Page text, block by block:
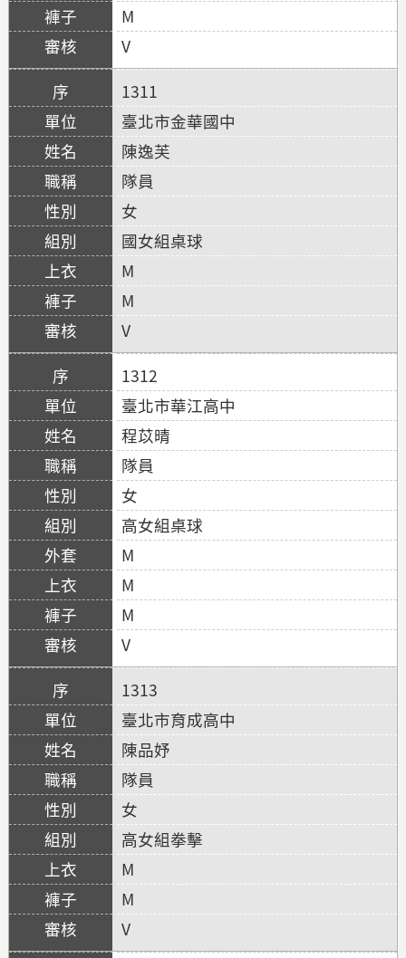
M
V
1311
臺北市金華國中
陳逸芙
隊員
女
國女組桌球
M
M
V
1312
臺北市華江高中
程苡晴
隊員
女
高女組桌球
M
M
M
V
1313
臺北市育成高中
陳品妤
隊員
女
高女組拳擊
M
M
V